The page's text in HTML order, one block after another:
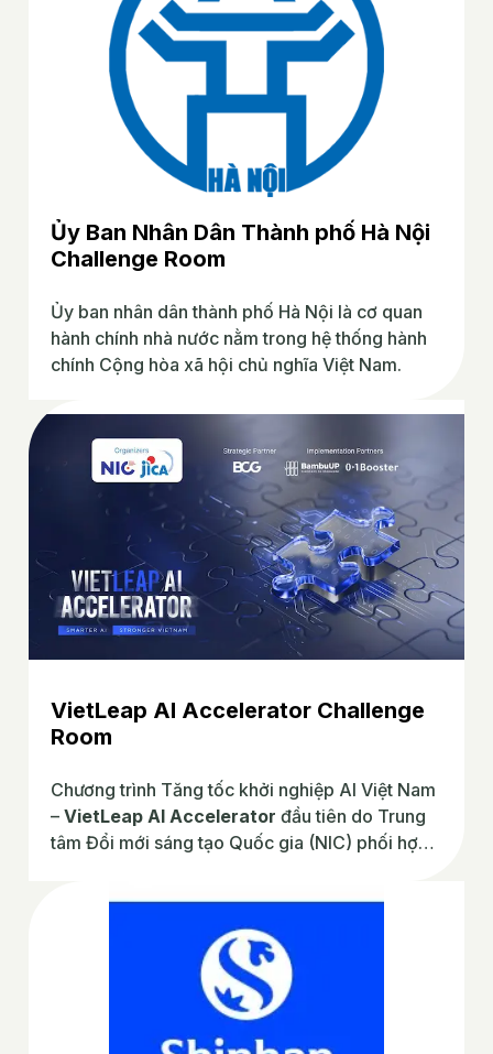
Ủy Ban Nhân Dân Thành phố Hà Nội
Challenge Room
Ủy ban nhân dân thành phố Hà Nội là cơ quan
hành chính nhà nước nằm trong hệ thống hành
chính Cộng hòa xã hội chủ nghĩa Việt Nam.
VietLeap AI Accelerator Challenge
Room
Chương trình Tăng tốc khởi nghiệp AI Việt Nam
– VietLeap AI Accelerator đầu tiên do Trung
tâm Đổi mới sáng tạo Quốc gia (NIC) phối hợp
triển khai, chính thức khởi động và tìm kiếm 10–
15 startup giai đoạn đầu trong lĩnh vực AI tham
gia vào chương trình.